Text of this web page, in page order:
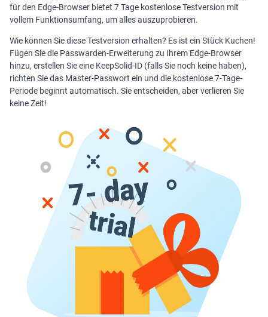
für den Edge-Browser bietet 7 Tage kostenlose Testversion mit
vollem Funktionsumfang, um alles auszuprobieren.
Wie können Sie diese Testversion erhalten? Es ist ein Stück Kuchen!
Fügen Sie die Passwarden-Erweiterung zu Ihrem Edge-Browser
hinzu, erstellen Sie eine KeepSolid-ID (falls Sie noch keine haben),
richten Sie das Master-Passwort ein und die kostenlose 7-Tage-
Periode beginnt automatisch. Sie entscheiden, aber verlieren Sie
keine Zeit!